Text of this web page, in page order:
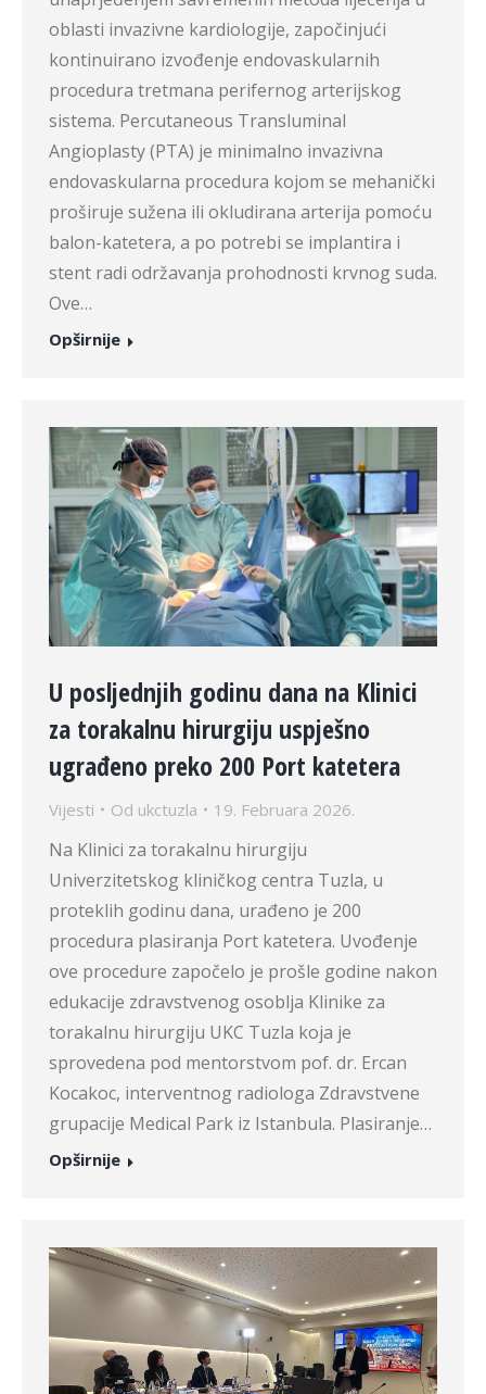
oblasti invazivne kardiologije, započinjući
kontinuirano izvođenje endovaskularnih
procedura tretmana perifernog arterijskog
sistema. Percutaneous Transluminal
Angioplasty (PTA) je minimalno invazivna
endovaskularna procedura kojom se mehanički
proširuje sužena ili okludirana arterija pomoću
balon-katetera, a po potrebi se implantira i
stent radi održavanja prohodnosti krvnog suda.
Ove…
Opširnije
U posljednjih godinu dana na Klinici
za torakalnu hirurgiju uspješno
ugrađeno preko 200 Port katetera
Vijesti Od ukctuzla 19. Februara 2026.
Na Klinici za torakalnu hirurgiju
Univerzitetskog kliničkog centra Tuzla, u
proteklih godinu dana, urađeno je 200
procedura plasiranja Port katetera. Uvođenje
ove procedure započelo je prošle godine nakon
edukacije zdravstvenog osoblja Klinike za
torakalnu hirurgiju UKC Tuzla koja je
sprovedena pod mentorstvom pof. dr. Ercan
Kocakoc, interventnog radiologa Zdravstvene
grupacije Medical Park iz Istanbula. Plasiranje…
Opširnije